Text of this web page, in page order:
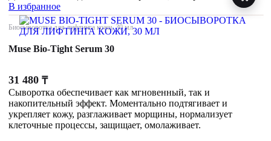
В избранное
Биосыворотка для лифтинга кожи, 30 мл
Muse Bio-Tight Serum 30
31 480 ₸
Сыворотка обеспечивает как мгновенный, так и
накопительный эффект. Моментально подтягивает и
укрепляет кожу, разглаживает морщины, нормализует
клеточные процессы, защищает, омолаживает.